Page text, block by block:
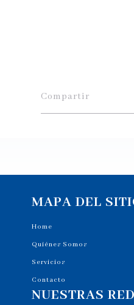
Compartir
MAPA DEL
Home
Quiénes Somos
Servicios
Contacto
NUESTRAS